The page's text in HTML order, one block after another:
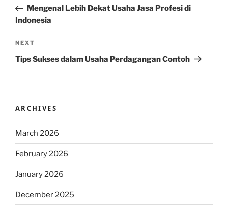
PostMengenal Lebih Dekat Usaha Jasa Profesi di
Indonesia
Next
Post
NEXT
Tips Sukses dalam Usaha Perdagangan Contoh
ARCHIVES
March 2026
February 2026
January 2026
December 2025